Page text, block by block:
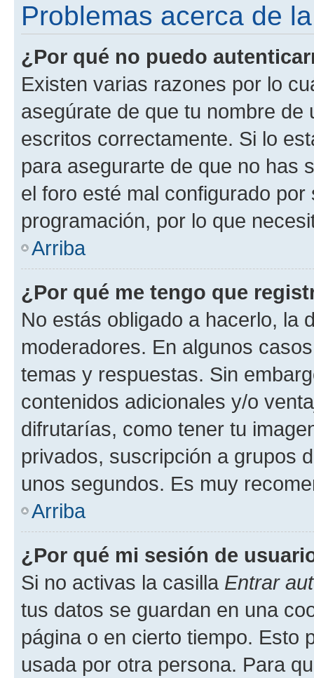
Problemas acerca de
¿Por qué no puedo
Existen varias razones por lo
asegúrate de que tu nombre
escritos correctamente. Si lo
para asegurarte de que no has
el foro esté mal configurado
programación, por lo que
Arriba
¿Por qué me tengo que
No estás obligado a hacerlo, la
moderadores. En algunos
temas y respuestas. Sin
contenidos adicionales y/o
difrutarías, como tener tu
privados, suscripción a grupos
unos segundos. Es muy
Arriba
¿Por qué mi sesión de
Si no activas la casilla Entrar
tus datos se guardan en una
página o en cierto tiempo. Esto
usada por otra persona. Para